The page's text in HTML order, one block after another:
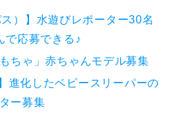
）】水遊びレポーター30名
で応募できる♪
ちゃ」赤ちゃんモデル募集
進化したベビースリーパーの
ー募集